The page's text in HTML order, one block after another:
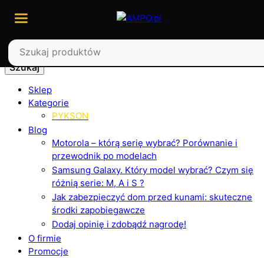
Szukaj
Sklep
Kategorie
PYKSON
Blog
Motorola – którą serię wybrać? Porównanie i
przewodnik po modelach
Samsung Galaxy. Który model wybrać? Czym się
różnią serie: M, A i S ?
Jak zabezpieczyć dom przed kunami: skuteczne
środki zapobiegawcze
Dodaj opinię i zdobądź nagrodę!
O firmie
Promocje